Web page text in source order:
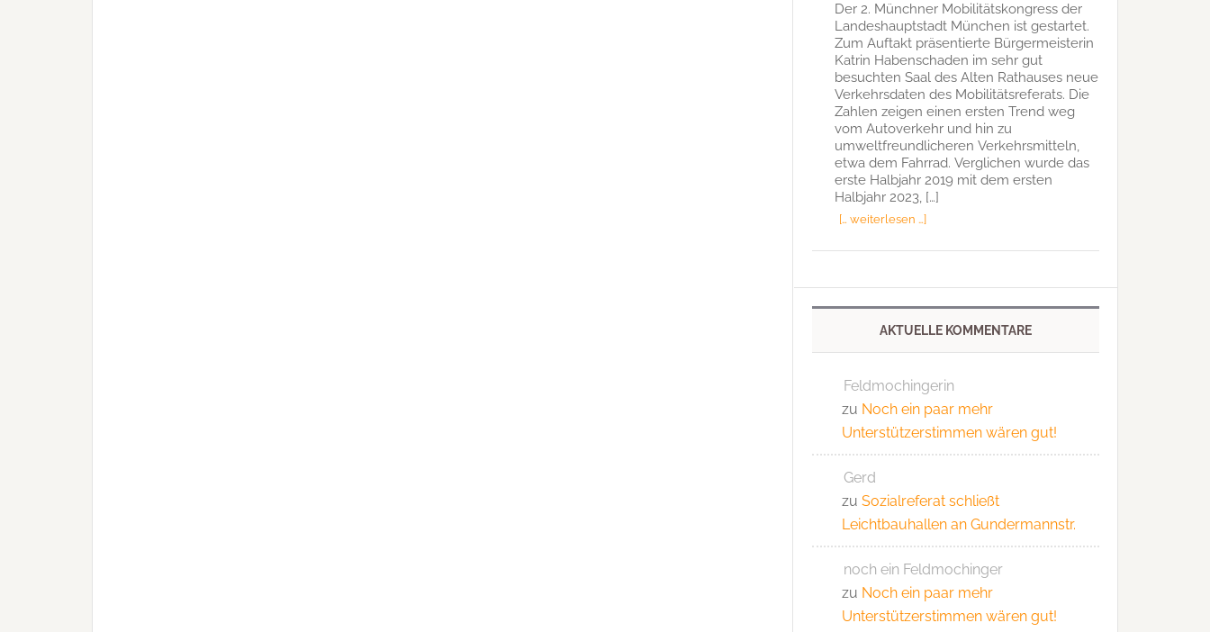
Der 2. Münchner Mobilitätskongress der
Landeshauptstadt München ist gestartet.
Zum Auftakt präsentierte Bürgermeisterin
Katrin Habenschaden im sehr gut
besuchten Saal des Alten Rathauses neue
Verkehrsdaten des Mobilitätsreferats. Die
Zahlen zeigen einen ersten Trend weg
vom Autoverkehr und hin zu
umweltfreundlicheren Verkehrsmitteln,
etwa dem Fahrrad. Verglichen wurde das
erste Halbjahr 2019 mit dem ersten
Halbjahr 2023, […]
[… weiterlesen …]
AKTUELLE KOMMENTARE
Feldmochingerin
zu Noch ein paar mehr
Unterstützerstimmen wären gut!
Gerd
zu Sozialreferat schließt
Leichtbauhallen an Gundermannstr.
noch ein Feldmochinger
zu Noch ein paar mehr
Unterstützerstimmen wären gut!